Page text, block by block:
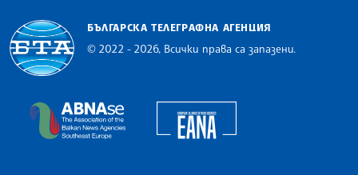
БЪЛГАРСКА ТЕЛЕГРАФНА АГЕНЦИЯ
© 2022 - 2026, Всички права са запазени.
The Assocoation of the Balkan News Agencies